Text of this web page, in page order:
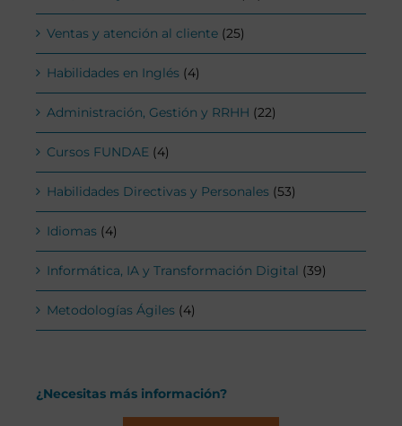
Ventas y atención al cliente (25)
Habilidades en Inglés (4)
Administración, Gestión y RRHH (22)
Cursos FUNDAE (4)
Habilidades Directivas y Personales (53)
Idiomas (4)
Informática, IA y Transformación Digital (39)
Metodologías Ágiles (4)
¿Necesitas más información?